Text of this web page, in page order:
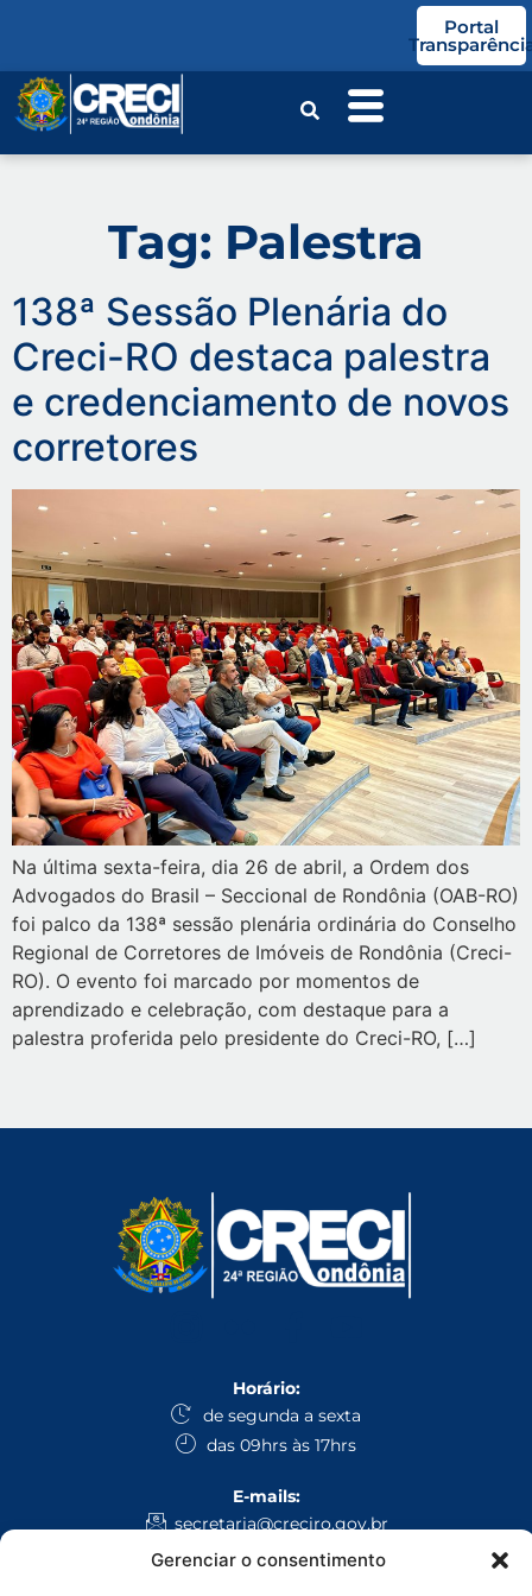
Gerenciar o consentimento
Portal
Tag: Palestra
138ª Sessão Plenária do
Creci-RO destaca palestra
e credenciamento de novos
corretores
Na última sexta-feira, dia 26 de abril, a Ordem dos
Advogados do Brasil – Seccional de Rondônia (OAB-RO)
foi palco da 138ª sessão plenária ordinária do Conselho
Regional de Corretores de Imóveis de Rondônia (Creci-
RO). O evento foi marcado por momentos de
aprendizado e celebração, com destaque para a
palestra proferida pelo presidente do Creci-RO, […]
Horário:
de segunda a sexta
das 09hrs às 17hrs
E-mails:
secretaria@creciro.gov.br
fiscalizacao@creciro.gov.br